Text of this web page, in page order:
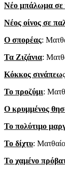
Νέο μπάλωμα σε
Νέος οίνος σε
Ο σπορέας:
Τα Ζιζάνια:
Κόκκος σινάπεω
Το προζύμι:
Ο κρυμμένος
Το πολύτιμο
Το δίχτυ:
Το χαμένο